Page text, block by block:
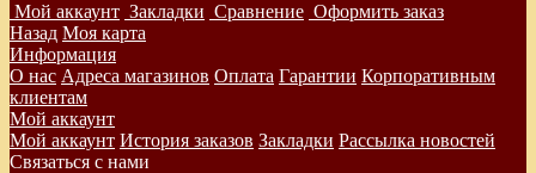
Мой аккаунт Закладки Сравнение Оформить заказ
Назад Моя карта
Информация
О нас Адреса магазинов Оплата Гарантии Корпоративным
клиентам
Мой аккаунт
Мой аккаунт История заказов Закладки Рассылка новостей
Связаться с нами